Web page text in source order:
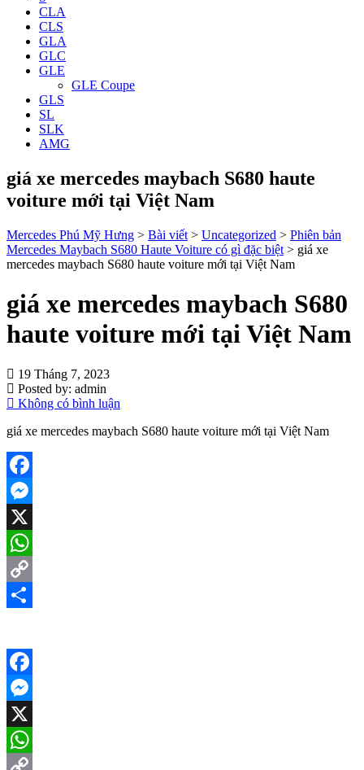
CLA
CLS
GLA
GLC
GLE
GLE Coupe
GLS
SL
SLK
AMG
giá xe mercedes maybach S680 haute
voiture mới tại Việt Nam
Mercedes Phú Mỹ Hưng > Bài viết > Uncategorized > Phiên bản
Mercedes Maybach S680 Haute Voiture có gì đặc biệt > giá xe
mercedes maybach S680 haute voiture mới tại Việt Nam
giá xe mercedes maybach S680
haute voiture mới tại Việt Nam
19 Tháng 7, 2023
Posted by: admin
Không có bình luận
giá xe mercedes maybach S680 haute voiture mới tại Việt Nam
Facebook
Messenger
X
WhatsApp
Copy
Facebook
Messenger
X
WhatsApp